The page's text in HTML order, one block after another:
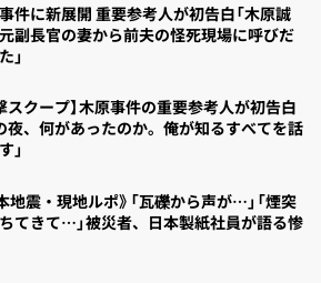
件に新展開 重要参考人が初告白「木原誠
副長官の妻から前夫の怪死現場に呼びだ
」
スクープ】木原事件の重要参考人が初告白
夜、何があったのか。俺が知るすべてを話
」
地震・現地ルポ》「瓦礫から声が…」「煙突
てきて…」被災者、日本製紙社員が語る惨